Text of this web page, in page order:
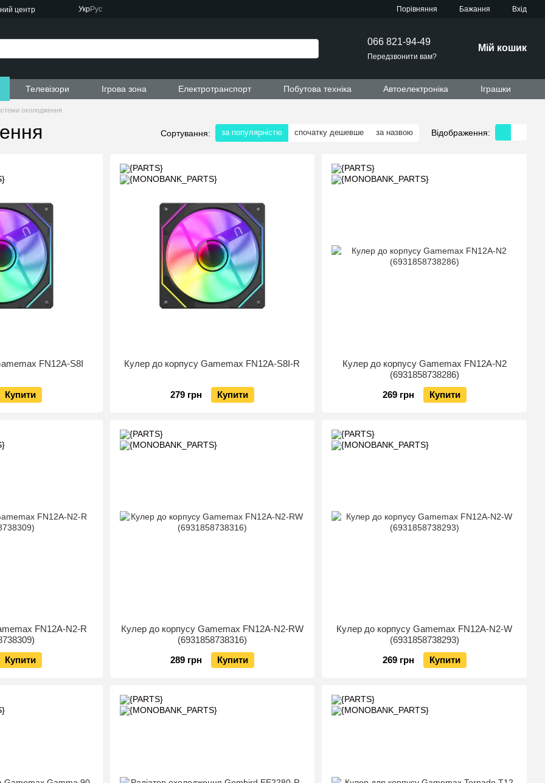
центр
УкрРус Порівняння Бажання Вхід
066 821-94-49
Передзвонити вам?
Мій кошик
Телевізори Ігрова зона Електротранспорт Побутова техніка Автоелектроніка Іграшки
охолодження
Сортування: за популярністю спочатку дешевше за назвою Відображення:
FN12A-S8I
Купити
Кулер до корпусу Gamemax FN12A-S8I-R
279 грн Купити
Кулер до корпусу Gamemax FN12A-N2
(6931858738286)
269 грн
Купити
FN12A-N2-R
Купити
Кулер до корпусу Gamemax FN12A-N2-RW
(6931858738316)
289 грн
Купити
Кулер до корпусу Gamemax FN12A-N2-W
(6931858738293)
269 грн
Купити